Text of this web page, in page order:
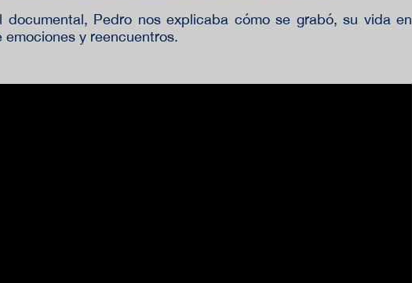
documental, Pedro nos explicaba cómo se grabó, su vida en
y reencuentros.